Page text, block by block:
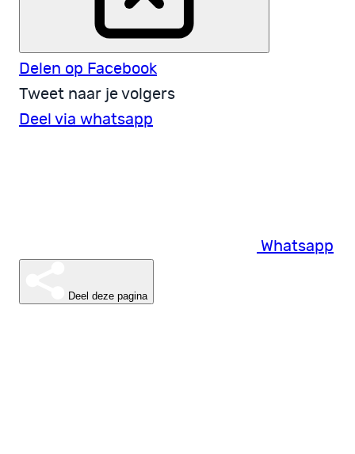
Delen op Facebook
Tweet naar je volgers
Deel via whatsapp
Whatsapp
Deel deze pagina